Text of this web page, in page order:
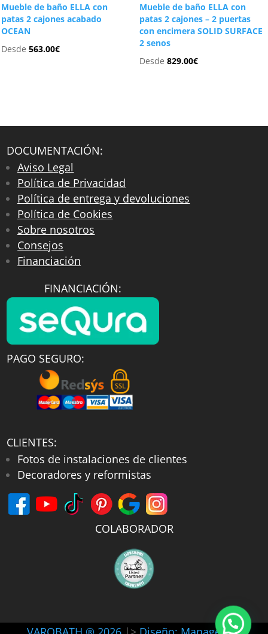
Mueble de baño ELLA con
patas 2 cajones acabado
OCEAN
Desde563.00€
Mueble de baño ELLA con
patas 2 cajones – 2 puertas
con encimera SOLID SURFACE
2 senos
Desde 829.00€
DOCUMENTACIÓN:
Aviso Legal
Política de Privacidad
Política de entrega y devoluciones
Política de Cookies
Sobre nosotros
Consejos
Financiación
FINANCIACIÓN:
PAGO SEGURO:
CLIENTES:
Fotos de instalaciones de clientes
Decoradores y reformistas
COLABORADOR